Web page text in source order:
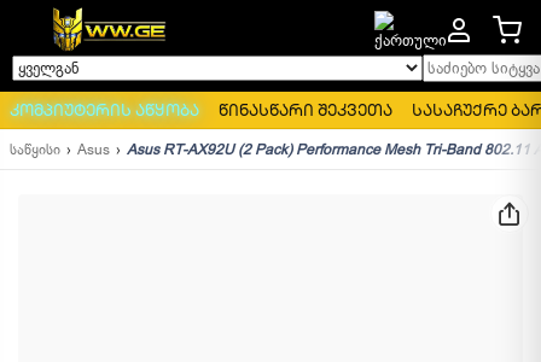
ყველგან საძიებო
კომპიუტერის აწყობა წინასწარი შეკვეთა სასაჩუქრე
საწყისი Asus Asus RT-AX92U (2 Pack) Performance Mesh Tri-Band 802.11